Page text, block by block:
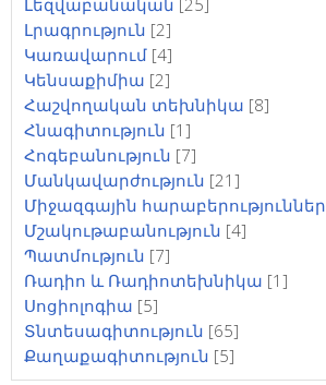
Լրագրություն [2]
Կառավարում [4]
Կենսաքիմիա [2]
Հաշվողական տեխնիկա [8]
Հնագիտություն [1]
Հոգեբանություն [7]
Մանկավարժություն [21]
Միջազգային հարաբերություններ
Մշակութաբանություն [4]
Պատմություն [7]
Ռադիո և Ռադիոտեխնիկա [1]
Սոցիոլոգիա [5]
Տնտեսագիտություն [65]
Քաղաքագիտություն [5]